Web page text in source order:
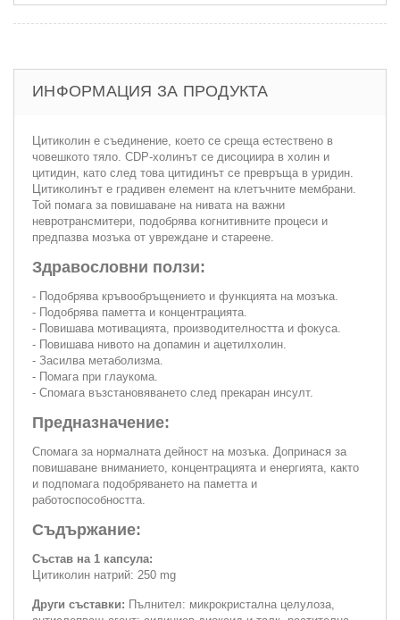
ИНФОРМАЦИЯ ЗА ПРОДУКТА
Цитиколин е съединение, което се среща естествено в
човешкото тяло. CDP-холинът се дисоциира в холин и
цитидин, като след това цитидинът се превръща в уридин.
Цитиколинът е градивен елемент на клетъчните мембрани.
Той помага за повишаване на нивата на важни
невротрансмитери, подобрява когнитивните процеси и
предпазва мозъка от увреждане и стареене.
Здравословни ползи:
- Подобрява кръвообръщението и функцията на мозъка.
- Подобрява паметта и концентрацията.
- Повишава мотивацията, производителността и фокуса.
- Повишава нивото на допамин и ацетилхолин.
- Засилва метаболизма.
- Помага при глаукома.
- Спомага възстановяването след прекаран инсулт.
Предназначение:
Спомага за нормалната дейност на мозъка. Допринася за
повишаване вниманието, концентрацията и енергията, както
и подпомага подобряването на паметта и
работоспособността.
Съдържание:
Състав на 1 капсула:
Цитиколин натрий: 250 mg
Други съставки: Пълнител: микрокристална целулоза,